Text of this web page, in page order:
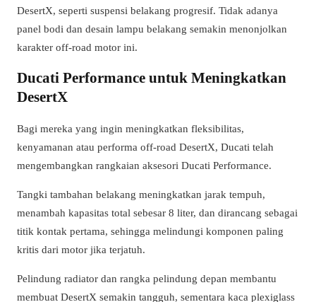
DesertX, seperti suspensi belakang progresif. Tidak adanya
panel bodi dan desain lampu belakang semakin menonjolkan
karakter off-road motor ini.
Ducati Performance untuk Meningkatkan
DesertX
Bagi mereka yang ingin meningkatkan fleksibilitas,
kenyamanan atau performa off-road DesertX, Ducati telah
mengembangkan rangkaian aksesori Ducati Performance.
Tangki tambahan belakang meningkatkan jarak tempuh,
menambah kapasitas total sebesar 8 liter, dan dirancang sebagai
titik kontak pertama, sehingga melindungi komponen paling
kritis dari motor jika terjatuh.
Pelindung radiator dan rangka pelindung depan membantu
membuat DesertX semakin tangguh, sementara kaca plexiglass